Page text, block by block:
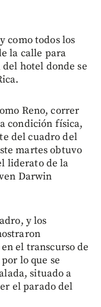
como todos los
la calle para
hotel donde se
Reno, correr
condición física,
del cuadro del
martes obtuvo
liderato de la
Darwin
y los
el transcurso de
lo que se
situado a
el parado del